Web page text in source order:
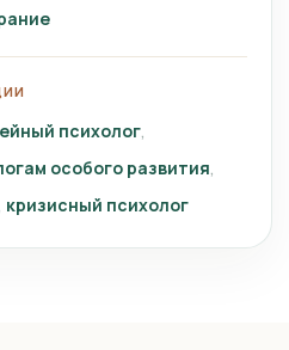
психолог
особого развития
кризисный психолог